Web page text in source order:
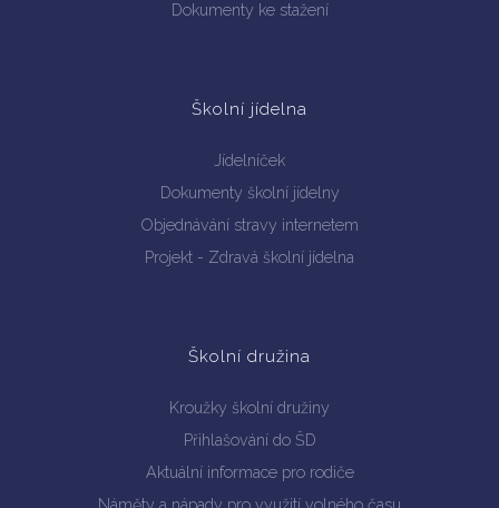
Dokumenty ke stažení
Školní jídelna
Jídelníček
Dokumenty školní jídelny
Objednávání stravy internetem
Projekt - Zdravá školní jídelna
Školní družina
Kroužky školní družiny
Přihlašování do ŠD
Aktuální informace pro rodiče